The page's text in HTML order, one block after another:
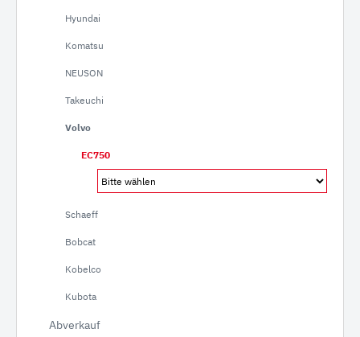
Hyundai
Komatsu
NEUSON
Takeuchi
Volvo
EC750
Schaeff
Bobcat
Kobelco
Kubota
Abverkauf